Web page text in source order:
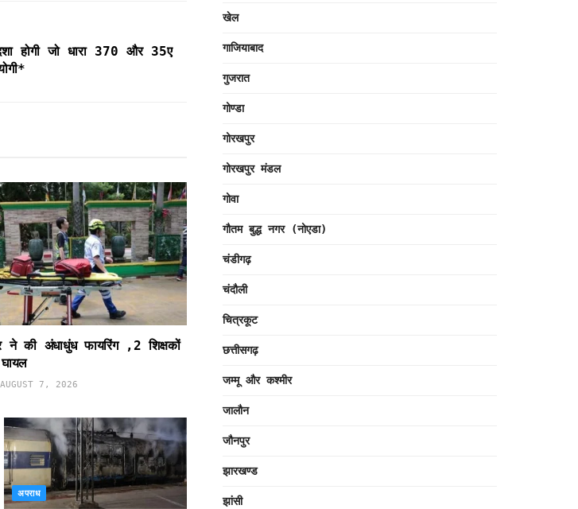
होगी जो धारा 370 और 35ए
ने की अंधाधुंध फायरिंग ,2 शिक्षकों
7, 2026
अपराध
खेल
गाजियाबाद
गुजरात
गोण्डा
गोरखपुर
गोरखपुर मंडल
गोवा
गौतम बुद्ध नगर (नोएडा)
चंडीगढ़
चंदौली
चित्रकूट
छत्तीसगढ़
जम्मू और कश्मीर
जालौन
जौनपुर
झारखण्ड
झांसी